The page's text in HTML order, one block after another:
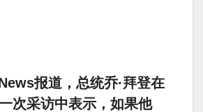
报道，总统乔·拜登在
次采访中表示，如果他